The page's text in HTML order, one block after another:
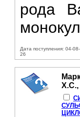
рода
Дата поступления: 04-
26
Х.С.,